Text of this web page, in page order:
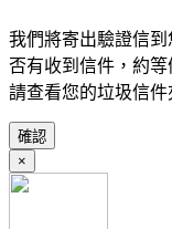
我們將寄出驗證信
否有收到信件，約
請查看您的垃圾信
確認
×